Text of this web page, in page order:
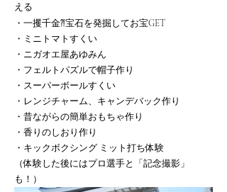
える
・一攫千金⁈宝石を発掘してお宝GET
・ミニトマトすくい
・ニガオエ屋あゆみん
・フェルトパズルで帽子作り
・スーパーボールすくい
・レンジチャーム、キャンデバック作り
・昔ながらの簡単おもちゃ作り
・香りのしおり作り
・キックボクシング ミット打ち体験
（体験した後にはプロ選手と「記念撮影」
も！）